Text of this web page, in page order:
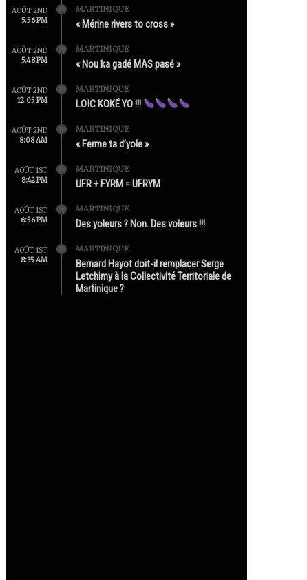
AOÛT 2ND
5:56 PM
MARTINIQUE
« Mérine rivers to cross »
AOÛT 2ND
5:48 PM
MARTINIQUE
« Nou ka gadé MAS pasé »
AOÛT 2ND
12:05 PM
MARTINIQUE
LOÏC KOKÉ YO !!!
AOÛT 2ND
8:08 AM
MARTINIQUE
« Ferme ta d’yole »
AOÛT 1ST
8:42 PM
MARTINIQUE
UFR + FYRM = UFRYM
AOÛT 1ST
6:56 PM
MARTINIQUE
Des yoleurs ? Non. Des voleurs !!!
AOÛT 1ST
8:35 AM
MARTINIQUE
Bernard Hayot doit-il remplacer Serge
Letchimy à la Collectivité Territoriale de
Martinique ?